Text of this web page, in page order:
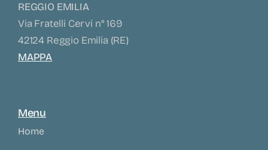
REGGIO EMILIA
Via Fratelli Cervi n° 169
42124 Reggio Emilia (RE)
MAPPA
Menu
Home